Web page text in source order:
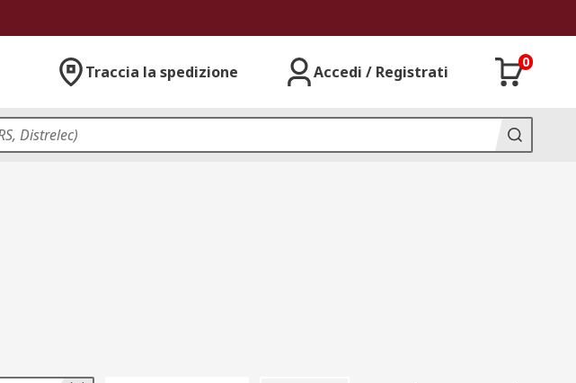
Traccia la spedizione Accedi / Registrati
0